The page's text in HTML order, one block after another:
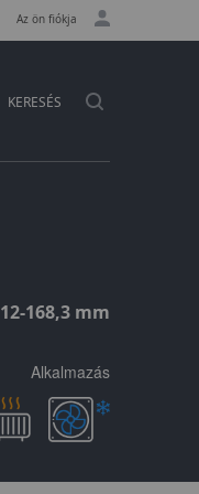
Az ön fiókja
KERESÉS
12-168,3 mm
Alkalmazás